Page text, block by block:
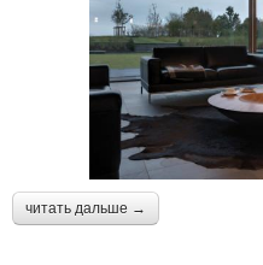
читать дальше →